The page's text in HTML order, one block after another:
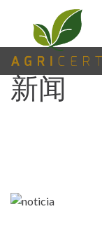
页(CURRENT)
新闻